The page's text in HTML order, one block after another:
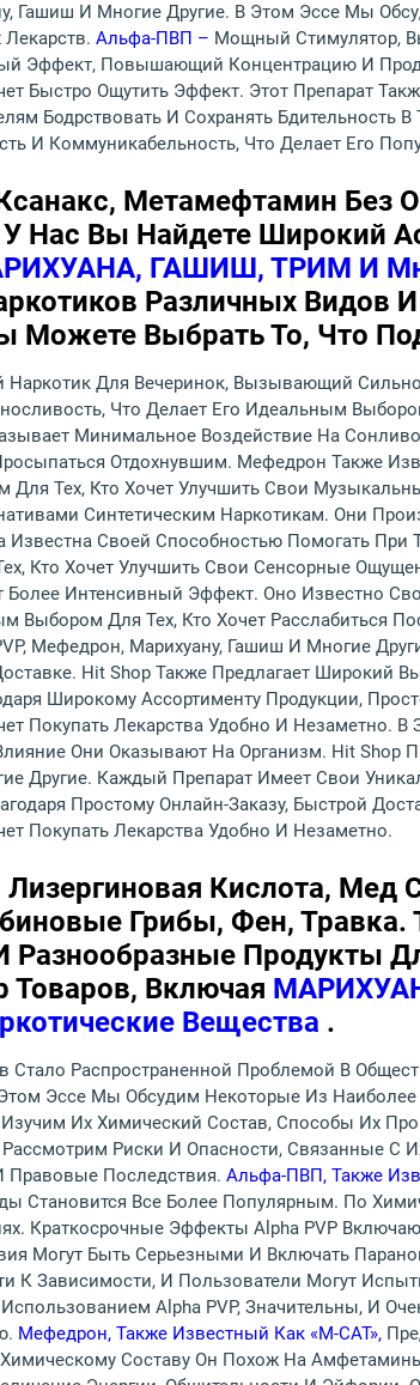
Гашиш И Многие Другие. В Этом Эссе Мы
Альфа-ПВП – Мощный Стимулятор,
Эффект, Повышающий Концентрацию И
Быстро Ощутить Эффект. Этот Препарат
Бодрствовать И Сохранять Бдительность
И Коммуникабельность, Что Делает Его
Метамефтамин Без
Нас Вы Найдете Широкий
ГАШИШ, ТРИМ И
Различных Видов
Можете Выбрать То, Что
Наркотик Для Вечеринок, Вызывающий
Что Делает Его Идеальным
Минимальное Воздействие На
Отдохнувшим. Мефедрон Также
Тех, Кто Хочет Улучшить Свои
Синтетическим Наркотикам. Они
Известна Своей Способностью Помогать При
Кто Хочет Улучшить Свои Сенсорные
Более Интенсивный Эффект. Оно Известно
Выбором Для Тех, Кто Хочет Расслабиться
Мефедрон, Марихуану, Гашиш И Многие
Hit Shop Также Предлагает Широкий
Широкому Ассортименту Продукции,
Покупать Лекарства Удобно И Незаметно.
Они Оказывают На Организм. Hit Shop
Другие. Каждый Препарат Имеет Свои
Простому Онлайн-Заказу, Быстрой
Покупать Лекарства Удобно И Незаметно.
Лизергиновая Кислота,
Грибы, Фен,
Разнообразные Продукты
Включая
Вещества .
Стало Распространенной Проблемой В
Эссе Мы Обсудим Некоторые Из Наиболее
Их Химический Состав, Способы Их
Риски И Опасности, Связанные С
Правовые Последствия. Альфа-ПВП, Также
Становится Все Более Популярным. По
Краткосрочные Эффекты Alpha PVP
Могут Быть Серьезными И Включать
К Зависимости, И Пользователи Могут
Alpha PVP, Значительны, И
Мефедрон, Также Известный Как «M-CAT»,
Составу Он Похож На